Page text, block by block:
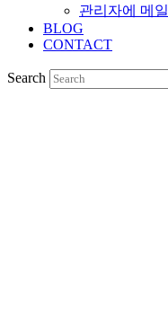
관리자에 메일
BLOG
CONTACT
Search